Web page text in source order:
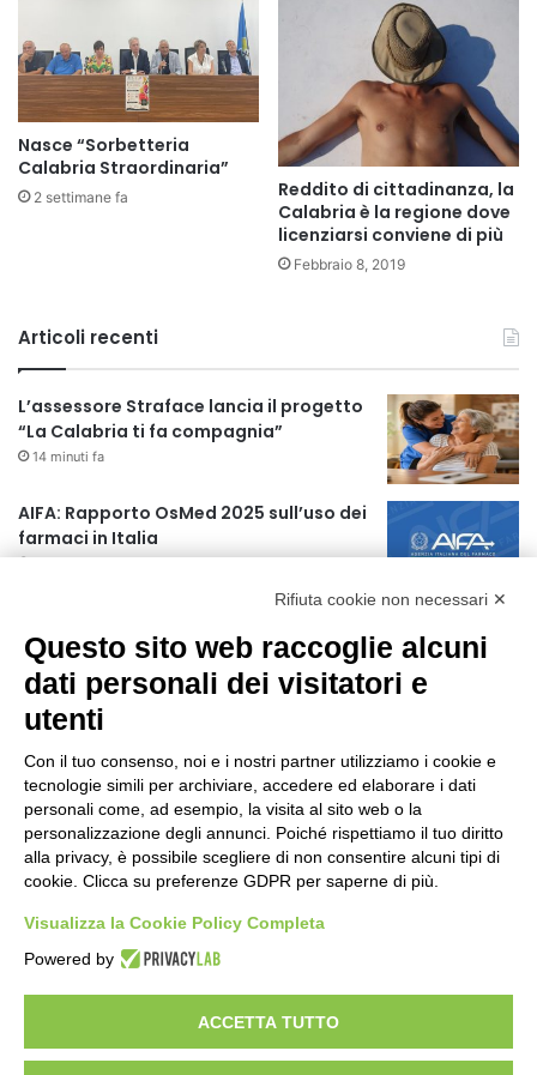
Nasce “Sorbetteria
Calabria Straordinaria”
2 settimane fa
Reddito di cittadinanza, la
Calabria è la regione dove
licenziarsi conviene di più
Febbraio 8, 2019
Articoli recenti
L’assessore Straface lancia il progetto
“La Calabria ti fa compagnia”
14 minuti fa
AIFA: Rapporto OsMed 2025 sull’uso dei
farmaci in Italia
investimenti hanno generato un
impatto di 5,8 miliardi in tre anni
23 ore fa
Emergenza Caldo: parte il piano
“Reggio fresca e solidale”
1 giorno fa
Caccia: approvato il calendario
venatorio 2026-2027
1 giorno fa
Un nuovo modello di IA stima il volume
dei ghiacciai del pianeta
1 giorno fa
Rifiuta cookie non necessari ✕
Questo sito web raccoglie alcuni
dati personali dei visitatori e
utenti
Con il tuo consenso, noi e i nostri partner utilizziamo i cookie e
tecnologie simili per archiviare, accedere ed elaborare i dati
personali come, ad esempio, la visita al sito web o la
personalizzazione degli annunci. Poiché rispettiamo il tuo diritto
alla privacy, è possibile scegliere di non consentire alcuni tipi di
cookie. Clicca su preferenze GDPR per saperne di più.
Visualizza la Cookie Policy Completa
Powered by
ACCETTA TUTTO